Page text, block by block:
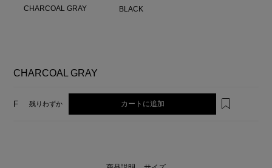
CHARCOAL GRAY BLACK
CHARCOAL GRAY
F 残りわずか カートに追加